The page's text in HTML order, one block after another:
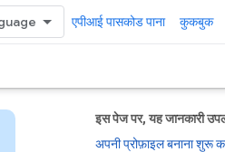
एपीआई पासकोड पाना कुकबुक
इस पेज पर, यह जानकारी
अपनी प्रोफ़ाइल बनाना शुरू